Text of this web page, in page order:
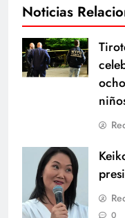
Noticias
0